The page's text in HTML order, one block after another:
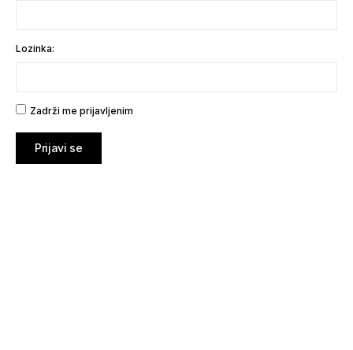
Lozinka:
Zadrži me prijavljenim
Prijavi se